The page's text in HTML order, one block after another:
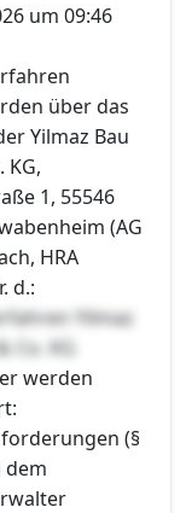
um 09:46
über das
Yilmaz Bau
KG,
1, 55546
(AG
HRA
d.:
Yilmaz
Co. KG
werden
(§
dem